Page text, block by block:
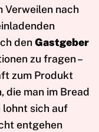
Verweilen nach
denGastgeber
zu fragen –
zum Produkt
die man im Bread
lohnt sich auf
entgehen